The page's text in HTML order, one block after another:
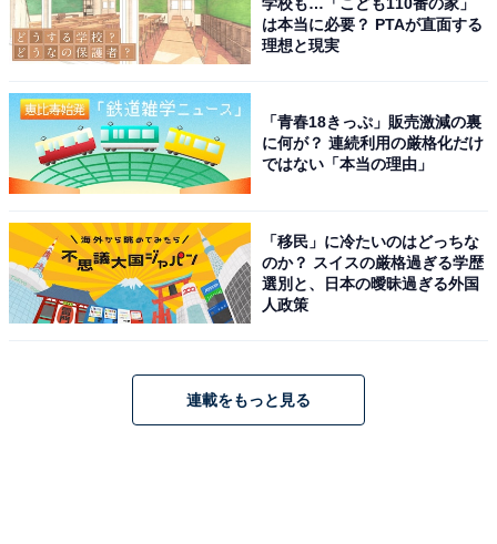
は本当に必要？ PTAが直面する
理想と現実
「青春18きっぷ」販売激減の裏
に何が？ 連続利用の厳格化だけ
ではない「本当の理由」
「移民」に冷たいのはどっちな
のか？ スイスの厳格過ぎる学歴
選別と、日本の曖昧過ぎる外国
人政策
連載をもっと見る